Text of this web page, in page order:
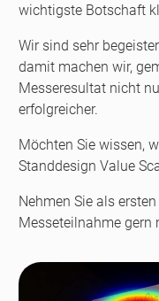
wichtigste Botschaft
Wir sind sehr
damit machen wir,
Messeresultat nicht
erfolgreicher.
Möchten Sie wissen,
Standdesign Value
Nehmen Sie als
Messeteilnahme gern